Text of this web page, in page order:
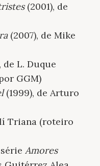
(2001), de
(2007), de Mike
de L. Duque
GGM)
(1999), de Arturo
Triana (roteiro
Amores